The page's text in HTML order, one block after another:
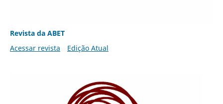
Revista da ABET
Acessar revista
Edição Atual